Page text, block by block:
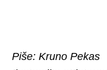
Piše: Kruno Pekas